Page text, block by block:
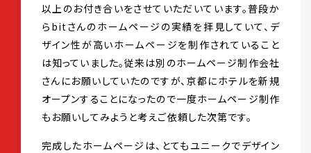
以上のお付き合いをさせていただいています。普段か
らbitさんのホームページの実績を拝見していて、デ
ザイン性が高いホームページを制作されていること
は知っていました。従来は別のホームページ制作会社
さんにお願いしていたのですが、京都にホテルを新規
オープンすることになったので一度ホームページ制作
もお願いしてみようと考えご依頼した次第です。
完成したホームページは、とてもユニークでデザイン